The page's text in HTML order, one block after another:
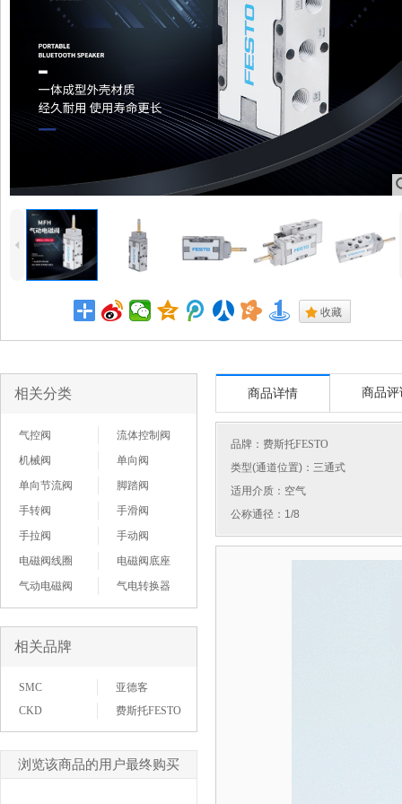
4
. 收藏
相关分类
气控阀
流体控制阀
机械阀
单向阀
单向节流阀
脚踏阀
手转阀
手滑阀
手拉阀
手动阀
电磁阀线圈
电磁阀底座
气动电磁阀
气电转换器
相关品牌
SMC
亚德客
CKD
费斯托FESTO
浏览该商品的用户最终购买
商品详情 商品评
品牌： 费斯托FESTO
类型(通道位置)：三通式
适用介质：空气
公称通径：1/8